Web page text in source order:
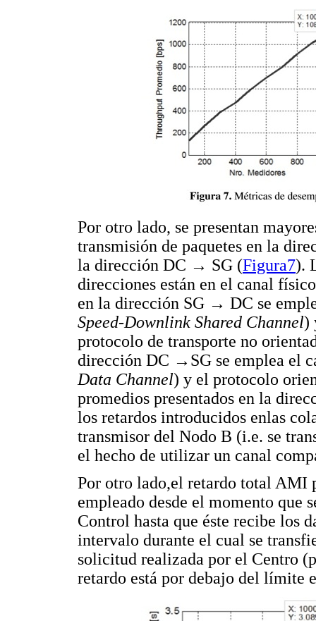
Por otro lado, se presentan
transmisión de paquetes en la
la dirección DC → SG (Figura7).
direcciones están en el canal
en la dirección SG → DC se
Speed-Downlink Shared Channel)
protocolo de transporte no
dirección DC →SG se emplea el
Data Channel) y el protocolo
promedios presentados en la
los retardos introducidos enlas
transmisor del Nodo B (i.e. se
el hecho de utilizar un canal
Por otro lado,el retardo total AMI
empleado desde el momento que
Control hasta que éste recibe los
intervalo durante el cual se
solicitud realizada por el Centro
retardo está por debajo del límite